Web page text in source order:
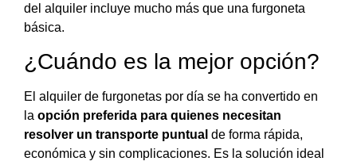
del alquiler incluye mucho más que una furgoneta
básica.
¿Cuándo es la mejor opción?
El alquiler de furgonetas por día se ha convertido en
la opción preferida para quienes necesitan
resolver un transporte puntual de forma rápida,
económica y sin complicaciones. Es la solución ideal